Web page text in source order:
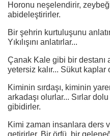
Horonu neşelendirir,
abideleştirirler.
Bir şehrin kurtuluşunu
Yıkılışını anlatırlar...
Çanak Kale gibi bir destanı
yetersiz kalır... Sükut kaplar
Kiminin sırdaşı, kiminin
arkadaşı olurlar... Sırlar
gibidirler.
Kimi zaman insanlara ders